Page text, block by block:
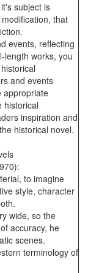
subject is
that
events, reflecting
length works, you
and events
appropriate
historical
inspiration and
historical novel.
to imagine
style, character
wide, so the
accuracy, he
scenes.
terminology of